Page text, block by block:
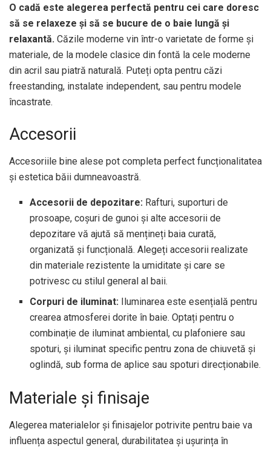
O cadă este alegerea perfectă pentru cei care doresc
să se relaxeze și să se bucure de o baie lungă și
relaxantă. Căzile moderne vin într-o varietate de forme și
materiale, de la modele clasice din fontă la cele moderne
din acril sau piatră naturală. Puteți opta pentru căzi
freestanding, instalate independent, sau pentru modele
încastrate.
Accesorii
Accesoriile bine alese pot completa perfect funcționalitatea
și estetica băii dumneavoastră.
Accesorii de depozitare: Rafturi, suporturi de
prosoape, coșuri de gunoi și alte accesorii de
depozitare vă ajută să mențineți baia curată,
organizată și funcțională. Alegeți accesorii realizate
din materiale rezistente la umiditate și care se
potrivesc cu stilul general al baii.
Corpuri de iluminat: Iluminarea este esențială pentru
crearea atmosferei dorite în baie. Optați pentru o
combinație de iluminat ambiental, cu plafoniere sau
spoturi, și iluminat specific pentru zona de chiuvetă și
oglindă, sub forma de aplice sau spoturi direcționabile.
Materiale și finisaje
Alegerea materialelor și finisajelor potrivite pentru baie va
influența aspectul general, durabilitatea și ușurința în